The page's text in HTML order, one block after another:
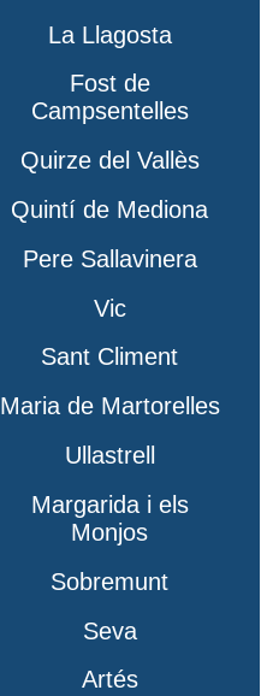
La Llagosta
Fost de
Campsentelles
Quirze del Vallès
Quintí de Mediona
Pere Sallavinera
Vic
Sant Climent
Maria de Martorelles
Ullastrell
Margarida i els
Monjos
Sobremunt
Seva
Artés